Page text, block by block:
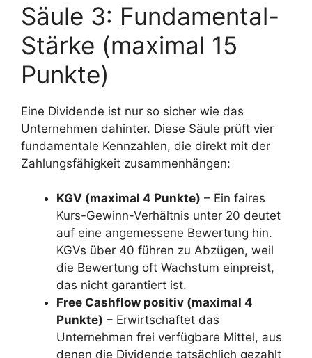
Säule 3: Fundamental-
Stärke (maximal 15
Punkte)
Eine Dividende ist nur so sicher wie das
Unternehmen dahinter. Diese Säule prüft vier
fundamentale Kennzahlen, die direkt mit der
Zahlungsfähigkeit zusammenhängen:
KGV (maximal 4 Punkte) – Ein faires
Kurs-Gewinn-Verhältnis unter 20 deutet
auf eine angemessene Bewertung hin.
KGVs über 40 führen zu Abzügen, weil
die Bewertung oft Wachstum einpreist,
das nicht garantiert ist.
Free Cashflow positiv (maximal 4
Punkte) – Erwirtschaftet das
Unternehmen frei verfügbare Mittel, aus
denen die Dividende tatsächlich gezahlt